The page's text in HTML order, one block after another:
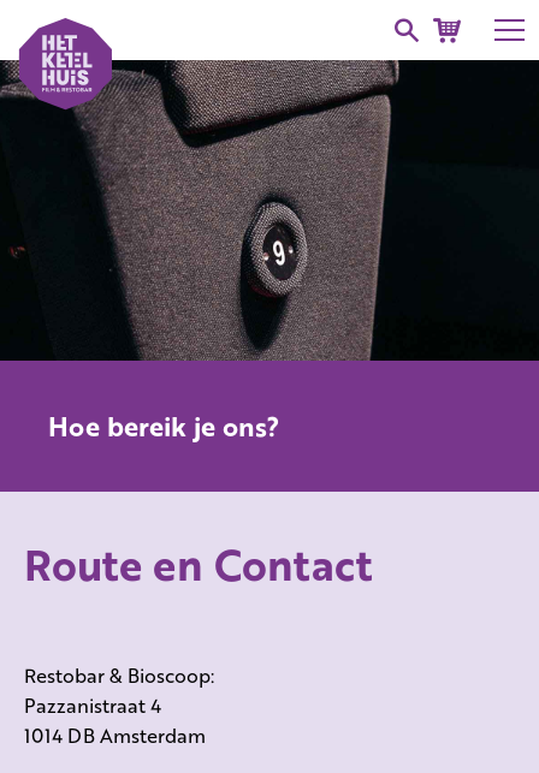
Hoe bereik je ons?
Route en Contact
Restobar & Bioscoop:
Pazzanistraat 4
1014 DB Amsterdam